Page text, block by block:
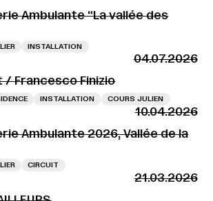
Ambulante “La vallée des
INSTALLATION
04.07.2026
/ Francesco Finizio
INSTALLATION COURS JULIEN
10.04.2026
Ambulante 2026, Vallée de la
CIRCUIT
21.03.2026